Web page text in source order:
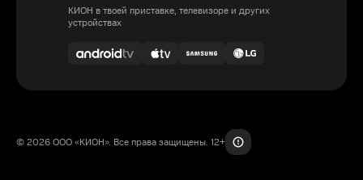
КИОН в твоей приставке, телевизоре и других
устройствах
© 2026 ООО «КИОН». Все права защищены. 12+